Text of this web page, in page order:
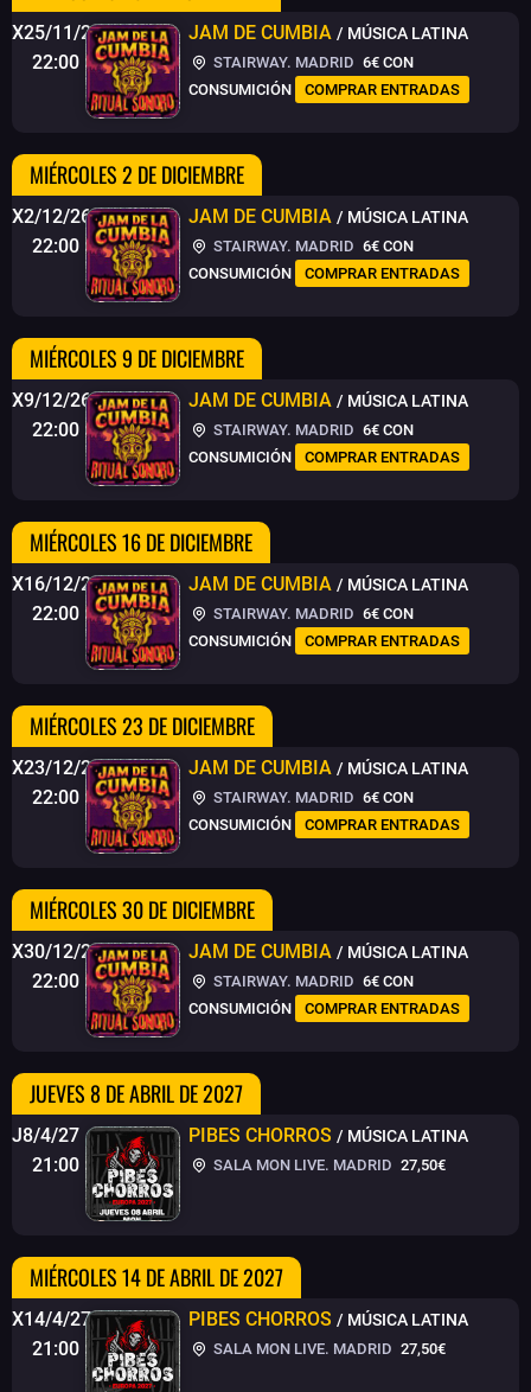
X25/11/26
22:00
JAM DE CUMBIA / MÚSICA LATINA
STAIRWAY. MADRID 6€ CON
CONSUMICIÓN
COMPRAR ENTRADAS
MIÉRCOLES 2 DE DICIEMBRE
X2/12/26
22:00
JAM DE CUMBIA / MÚSICA LATINA
STAIRWAY. MADRID 6€ CON
CONSUMICIÓN
COMPRAR ENTRADAS
MIÉRCOLES 9 DE DICIEMBRE
X9/12/26
22:00
JAM DE CUMBIA / MÚSICA LATINA
STAIRWAY. MADRID 6€ CON
CONSUMICIÓN
COMPRAR ENTRADAS
MIÉRCOLES 16 DE DICIEMBRE
X16/12/26
22:00
JAM DE CUMBIA / MÚSICA LATINA
STAIRWAY. MADRID 6€ CON
CONSUMICIÓN
COMPRAR ENTRADAS
MIÉRCOLES 23 DE DICIEMBRE
X23/12/26
22:00
JAM DE CUMBIA / MÚSICA LATINA
STAIRWAY. MADRID 6€ CON
CONSUMICIÓN
COMPRAR ENTRADAS
MIÉRCOLES 30 DE DICIEMBRE
X30/12/26
22:00
JAM DE CUMBIA / MÚSICA LATINA
STAIRWAY. MADRID 6€ CON
CONSUMICIÓN
COMPRAR ENTRADAS
JUEVES 8 DE ABRIL DE 2027
J8/4/27
21:00
PIBES CHORROS / MÚSICA LATINA
SALA MON LIVE. MADRID 27,50€
MIÉRCOLES 14 DE ABRIL DE 2027
X14/4/27
21:00
PIBES CHORROS / MÚSICA LATINA
SALA MON LIVE. MADRID 27,50€